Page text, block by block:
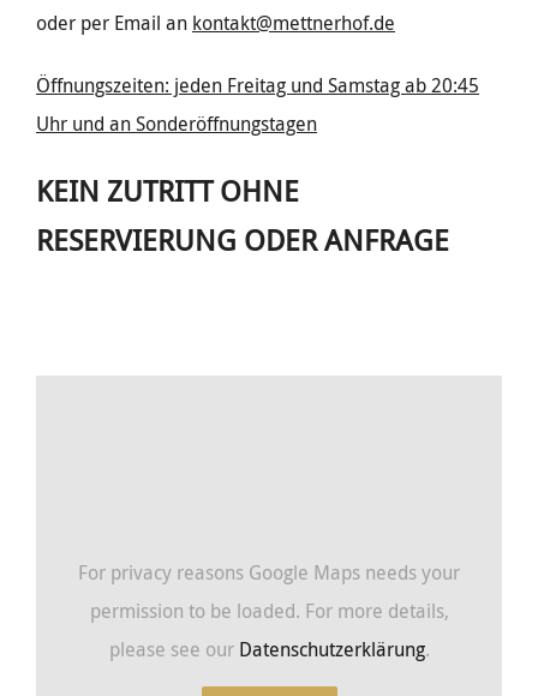
oder per Email an kontakt@mettnerhof.de
Öffnungszeiten: jeden Freitag und Samstag ab 20:45
Uhr und an Sonderöffnungstagen
KEIN ZUTRITT OHNE
RESERVIERUNG ODER ANFRAGE
For privacy reasons Google Maps needs your
permission to be loaded. For more details,
please see our Datenschutzerklärung.